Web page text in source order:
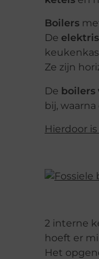
Boilers
De
Ze zijn
De boilers
bij, waarna
Hierdoor
2 interne
hoeft er
Het